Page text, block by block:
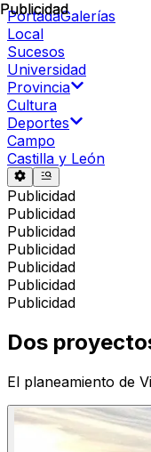
PortadaGalerías
Local
Sucesos
Universidad
Provincia
Cultura
Deportes
Campo
Castilla y León
Publicidad
Publicidad
Publicidad
Publicidad
Publicidad
Publicidad
Publicidad
Publicidad
Dos
El planeamiento de
Publicidad